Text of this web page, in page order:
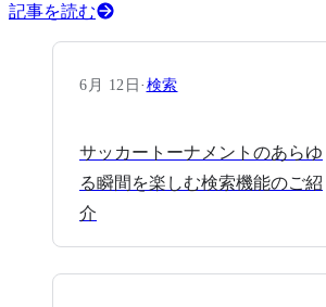
記事を読む
6月 12日 · 検索
サッカートーナメントのあらゆ
る瞬間を楽しむ検索機能のご紹
介